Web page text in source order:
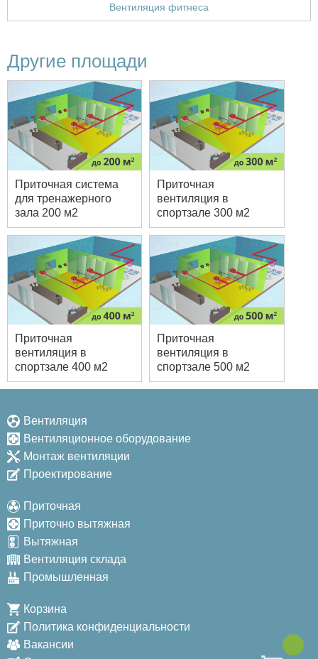
Вентиляция фитнеса
Другие площади
Приточная система
для тренажерного
зала 200 м2
Приточная
вентиляция в
спортзале 300 м2
Приточная
вентиляция в
спортзале 400 м2
Приточная
вентиляция в
спортзале 500 м2
Вентиляция
Вентиляционное оборудование
Монтаж вентиляции
Проектирование
Приточная
Приточно вытяжная
Вытяжная
Вентиляция склада
Промышленная
Корзина
Политика конфиденциальности
Вакансии